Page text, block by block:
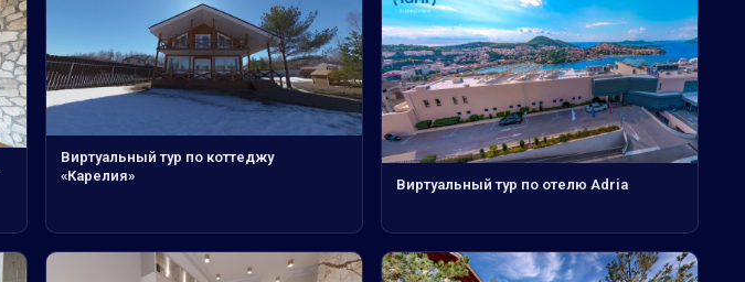
Виртуальный тур по коттеджу
«Карелия»
Виртуальный тур по отелю Adria